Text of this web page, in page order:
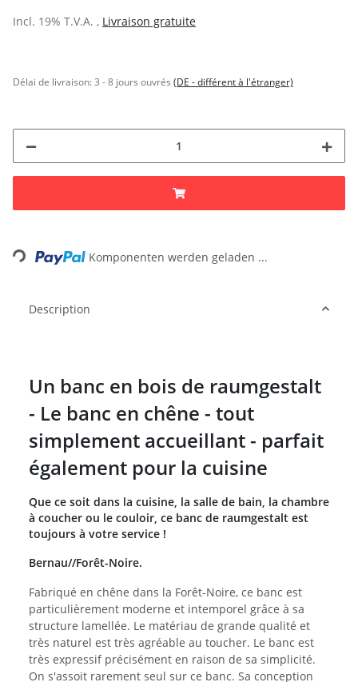
Incl. 19% T.V.A. , Livraison gratuite
Délai de livraison:3 - 8 jours ouvrés (DE - différent à l'étranger)
Loading... Komponenten werden geladen ...
Description
Un banc en bois de raumgestalt
- Le banc en chêne - tout
simplement accueillant - parfait
également pour la cuisine
Que ce soit dans la cuisine, la salle de bain, la chambre
à coucher ou le couloir, ce banc de raumgestalt est
toujours à votre service !
Bernau//Forêt-Noire.
Fabriqué en chêne dans la Forêt-Noire, ce banc est
particulièrement moderne et intemporel grâce à sa
structure lamellée. Le matériau de grande qualité et
très naturel est très agréable au toucher. Le banc est
très expressif précisément en raison de sa simplicité.
On s'assoit rarement seul sur ce banc. Sa conception